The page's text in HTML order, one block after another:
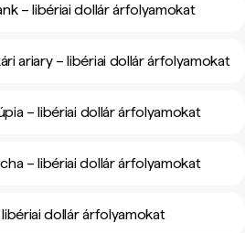
– libériai dollár árfolyamokat
ariary – libériai dollár árfolyamokat
– libériai dollár árfolyamokat
– libériai dollár árfolyamokat
dollár árfolyamokat